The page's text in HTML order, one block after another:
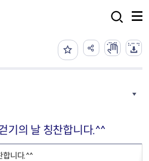
기의 날 칭찬합니다.^^
합니다.^^